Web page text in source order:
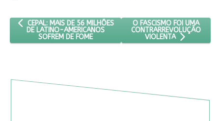
ARTIGO ANTERIOR: CEPAL: MAIS DE 56 MILHÕES DE LATINO-
CEPAL: MAIS DE 56 MILHÕES
DE LATINO-AMERICANOS
SOFREM DE FOME
PRÓXIMO ARTIGO: O
O FASCISMO FOI UMA
CONTRARREVOLUÇÃO
VIOLENTA